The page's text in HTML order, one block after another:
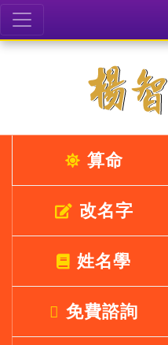
算命
改名字
姓名學
免費諮詢